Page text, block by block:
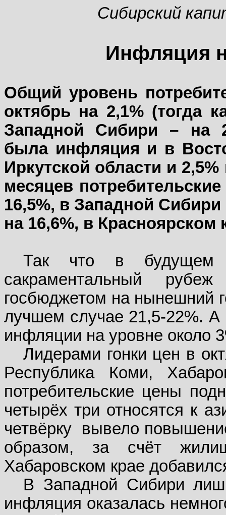
Сибирский
Инфляция
Общий уровень
октябрь на 2,1% (тогда
Западной Сибири – на
была инфляция и в
Иркутской области и
месяцев
16,5%, в Западной Сибири
на 16,6%, в Красноярском
Так что в будущем
сакраментальный
госбюджетом на нынешний
лучшем случае 21,5-22%. А
инфляции на уровне около
Лидерами гонки цен в
Республика Коми,
потребительские цены
четырёх три относятся к
четвёрку
вывело
образом, за счёт
Хабаровском крае
В Западной Сибири
инфляция оказалась